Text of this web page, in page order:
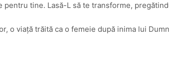
tine. Lasă-L să te transforme,
o viață trăită ca o femeie după inima lui